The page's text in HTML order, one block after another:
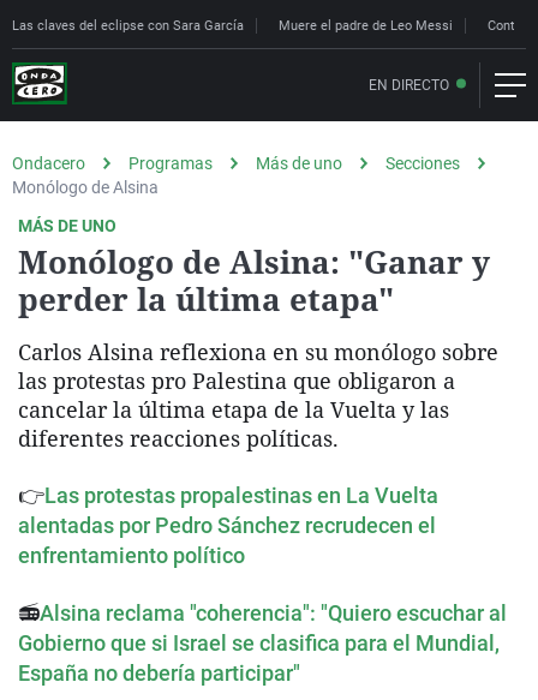
Las claves del eclipse con Sara García Muere el padre de Leo Messi
EN DIRECTO
Ondacero Programas Más de uno
Secciones
Monólogo de Alsina
MÁS DE UNO
Monólogo de Alsina: "Ganar y
perder la última etapa"
Carlos Alsina reflexiona en su monólogo sobre
las protestas pro Palestina que obligaron a
cancelar la última etapa de la Vuelta y las
diferentes reacciones políticas.
👉Las protestas propalestinas en La Vuelta
alentadas por Pedro Sánchez recrudecen el
enfrentamiento político
📻Alsina reclama "coherencia": "Quiero escuchar al
Gobierno que si Israel se clasifica para el Mundial,
España no debería participar"